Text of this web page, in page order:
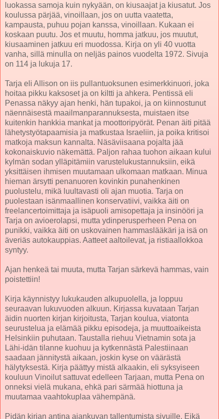
luokassa samoja kuin nykyään, on kiusaajat ja kiusatut. Jos
koulussa pärjää, vinoillaan, jos on uutta vaatetta,
kampausta, puhuu pojan kanssa, vinoillaan. Kukaan ei
koskaan puutu. Jos et muutu, homma jatkuu, jos muutut,
kiusaaminen jatkuu eri muodossa. Kirja on yli 40 vuotta
vanha, sillä minulla on neljäs painos vuodelta 1972. Sivuja
on 114 ja lukuja 17.
Tarja eli Allison on iis pullantuoksunen esimerkkinuori, joka
hoitaa pikku kaksoset ja on kiltti ja ahkera. Pentissä eli
Penassa näkyy ajan henki, hän tupakoi, ja on kiinnostunut
näennäisestä maailmanparannuksesta, muistaen itse
kuitenkin hankkia mankat ja moottoripyörät. Penan äiti pitää
lähetystyötapaamisia ja matkustaa Israeliin, ja poika kritisoi
matkoja maksun kannalta. Näsäviisaana pojalta jää
kokonaiskuvio näkemättä. Paljon rahaa tuohon aikaan kului
kylmän sodan ylläpitämiin varustelukustannuksiin, eikä
yksittäisen ihmisen muutamaan ulkomaan matkaan. Minua
hieman ärsytti penanuoren kovinkin punahenkinen
puolustelu, mikä luultavasti oli ajan muotia. Tarja on
puolestaan isänmaallinen konservatiivi, vaikka äiti on
freelancertoimittaja ja isäpuoli amisopettaja ja insinööri ja
Tarja on avioerolapsi, mutta ydinperusperheen Pena on
punikki, vaikka äiti on uskovainen hammaslääkäri ja isä on
äveriäs autokauppias. Aatteet aaltoilevat, ja ristiaallokkoa
syntyy.
Ajan henkeä tai muuta, mutta Tarjan särkevä hammas, vain
poistettiin!
Kirja käynnistyy lukukauden alkupuolella, ja loppuu
seuraavan lukuvuoden alkuun. Kirjassa kuvataan Tarjan
äidin nuorten kirjan kirjoitusta, Tarjan koulua, viatonta
seurustelua ja elämää pikku episodeja, ja muuttoaikeista
Helsinkiin puhutaan. Taustalla riehuu Vietnamin sota ja
Lähi-idän tilanne kuohuu ja kytkennästä Palestiinaan
saadaan jännitystä aikaan, joskin kyse on väärästä
hälytyksestä. Kirja päättyy mistä alkaakin, eli syksyiseen
kouluun Vinoilut sattuvat edelleen Tarjaan, mutta Pena on
onneksi vielä mukana, ehkä pari särmää hiottuna ja
muutamaa vaahtokuplaa vähempänä.
Pidän kirjan antina ajankuvan tallentumista sivuille. Eikä